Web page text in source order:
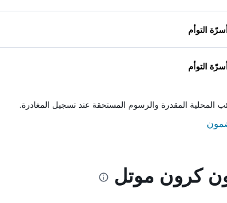
المحلية المقدرة والرسوم المستحقة عند تسجيل المغادرة.